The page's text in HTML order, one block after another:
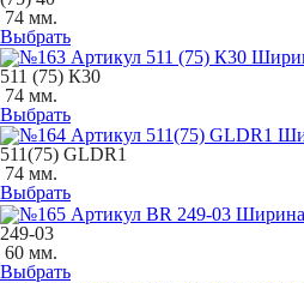
74 мм.
Выбрать
511 (75) К30
74 мм.
Выбрать
511(75) GLDR1
74 мм.
Выбрать
249-03
60 мм.
Выбрать